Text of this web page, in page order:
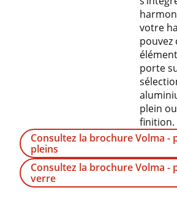
votre
pouvez
porte
plein
finition.
Consultez la brochure Volma -
pleins
Consultez la brochure Volma -
verre